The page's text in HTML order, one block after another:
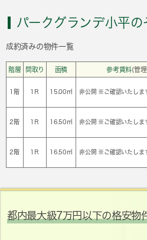
パークグランデ小平
成約済みの物件一覧
階層 間取り 面積 参考賃料(管
1階 1Ｒ 15.00㎡ 非公開 ※ご確認いたしま
2階 1Ｒ 16.50㎡ 非公開 ※ご確認いたしま
2階 1Ｒ 16.50㎡ 非公開 ※ご確認いたしま
都内最大級7万円以下の格安物